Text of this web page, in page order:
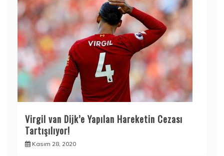
Virgil van Dijk’e Yapılan Hareketin Cezası
Tartışılıyor!
Kasım 28, 2020